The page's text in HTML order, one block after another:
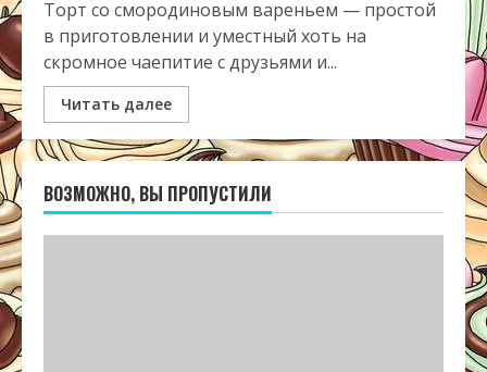
Торт со смородиновым вареньем — простой
в приготовлении и уместный хоть на
скромное чаепитие с друзьями и...
Читать далее
ВОЗМОЖНО, ВЫ ПРОПУСТИЛИ